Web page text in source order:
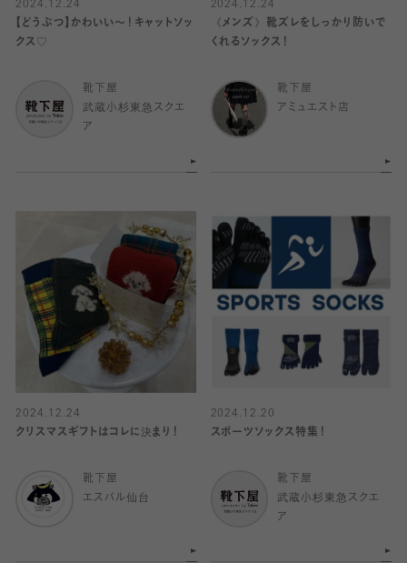
2024.12.24
【どうぶつ】かわいい〜！キャットソッ
クス♡
靴下屋
武蔵小杉東急スクエ
ア
2024.12.24
《メンズ》靴ズレをしっかり防いで
くれるソックス！
靴下屋
アミュエスト店
2024.12.24
クリスマスギフトはコレに決まり！
靴下屋
エスパル仙台
2024.12.20
スポーツソックス特集！
靴下屋
武蔵小杉東急スクエ
ア